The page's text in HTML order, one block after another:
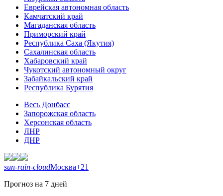
Еврейская автономная область
Камчатский край
Магаданская область
Приморский край
Республика Саха (Якутия)
Сахалинская область
Хабаровский край
Чукотский автономный округ
Забайкальский край
Республика Бурятия
Весь Донбасс
Запорожская область
Херсонская область
ЛНР
ДНР
sun-rain-cloudМосква+21
Прогноз на 7 дней